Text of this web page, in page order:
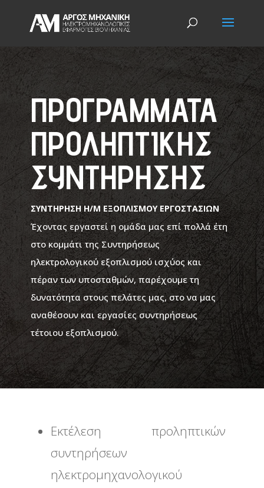
ΠΡΟΓΡΑΜΜΑΤΑ
ΠΡΟΛΗΠΤΙΚΗΣ
ΣΥΝΤΗΡΗΣΗΣ
ΣΥΝΤΗΡΗΣΗ Η/Μ ΕΞΟΠΛΙΣΜΟΥ ΕΡΓΟΣΤΑΣΙΩΝ
Έχοντας εργαστεί η ομάδα μας επί πολλά έτη
στο κομμάτι της Συντηρήσεως
ηλεκτρολογικού εξοπλισμού ισχύος και
πέραν των υποσταθμών, παρέχουμε τη
δυνατότητα στους πελάτες μας, στο να μας
αναθέσουν και εργασίες συντηρήσεως
τέτοιου εξοπλισμού.
Εκτέλεση προληπτικών
συντηρήσεων
ηλεκτρομηχανολογικού